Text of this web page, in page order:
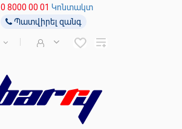
0 8000 00 01 Կոնտակտ
Պատվիրել զանգ